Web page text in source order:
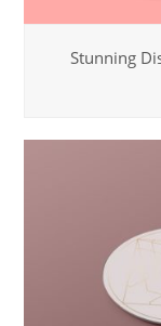
Stunning